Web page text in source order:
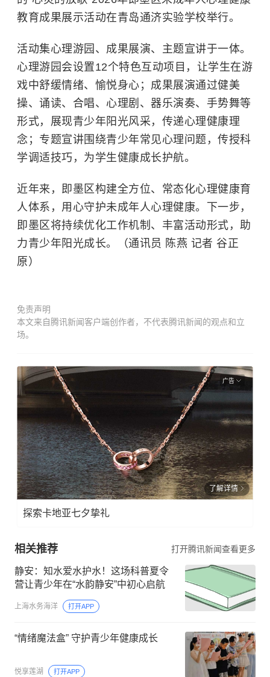
教育成果展示活动在青岛通济实验学校举行。
活动集心理游园、成果展演、主题宣讲于一体。
心理游园会设置12个特色互动项目，让学生在游
戏中舒缓情绪、愉悦身心；成果展演通过健美
操、诵读、合唱、心理剧、器乐演奏、手势舞等
形式，展现青少年阳光风采，传递心理健康理
念；专题宣讲围绕青少年常见心理问题，传授科
学调适技巧，为学生健康成长护航。
近年来，即墨区构建全方位、常态化心理健康育
人体系，用心守护未成年人心理健康。下一步，
即墨区将持续优化工作机制、丰富活动形式，助
力青少年阳光成长。（通讯员 陈燕 记者 谷正
原）
免责声明
本文来自腾讯新闻客户端创作者，不代表腾讯新闻的观点和立
场。
广告
了解详情
探索卡地亚七夕挚礼
相关推荐 打开腾讯新闻查看更多
静安：知水爱水护水！这场科普夏令
营让青少年在“水韵静安”中初心启航
上海水务海洋 打开APP
“情绪魔法盒” 守护青少年健康成长
悦享莲湖 打开APP